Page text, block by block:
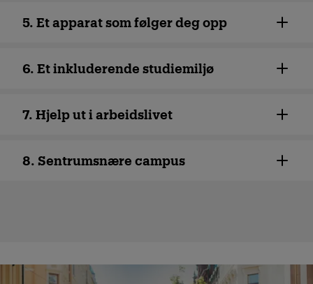
5. Et apparat som følger deg opp
6. Et inkluderende studiemiljø
7. Hjelp ut i arbeidslivet
8. Sentrumsnære campus